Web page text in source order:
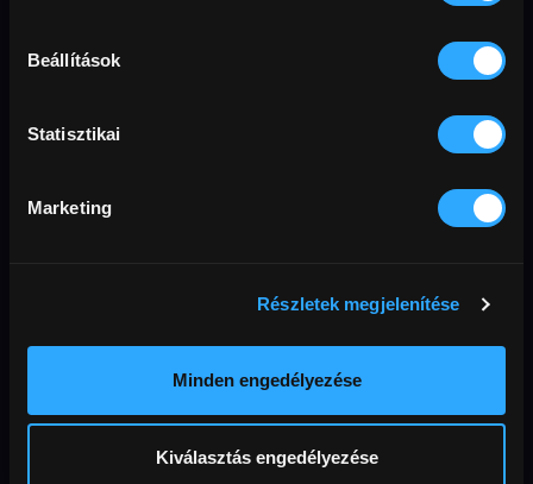
Beállítások
Statisztikai
Marketing
Részletek megjelenítése
Minden engedélyezése
Kiválasztás engedélyezése
Candide kalandjai
Candide kalandjai
02. rész
Kéz-, és lábtörést, Candide!